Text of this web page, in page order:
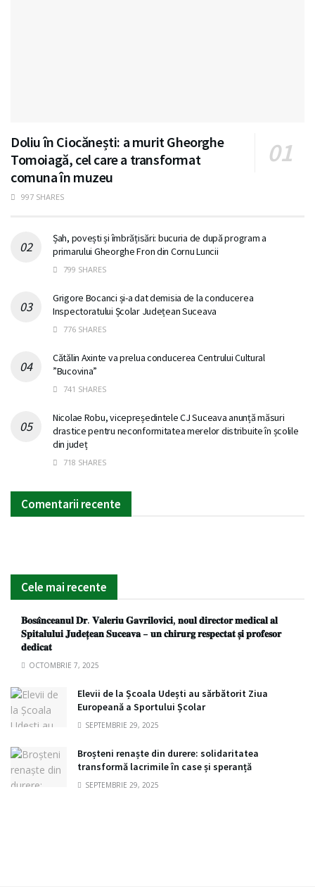
Doliu în Ciocănești: a murit Gheorghe
Tomoiagă, cel care a transformat
comuna în muzeu
997 SHARES
Șah, povești și îmbrățisări: bucuria de după program a
primarului Gheorghe Fron din Cornu Luncii
799 SHARES
Grigore Bocanci și-a dat demisia de la conducerea
Inspectoratului Școlar Județean Suceava
776 SHARES
Cătălin Axinte va prelua conducerea Centrului Cultural
”Bucovina”
741 SHARES
Nicolae Robu, vicepreședintele CJ Suceava anunță măsuri
drastice pentru neconformitatea merelor distribuite în școlile
din județ
718 SHARES
Comentarii recente
Cele mai recente
𝐁𝐨𝐬𝐚̂𝐧𝐜𝐞𝐚𝐧𝐮𝐥 𝐃𝐫. 𝐕𝐚𝐥𝐞𝐫𝐢𝐮 𝐆𝐚𝐯𝐫𝐢𝐥𝐨𝐯𝐢𝐜𝐢, 𝐧𝐨𝐮𝐥 𝐝𝐢𝐫𝐞𝐜𝐭𝐨𝐫 𝐦𝐞𝐝𝐢𝐜𝐚𝐥 𝐚𝐥
𝐒𝐩𝐢𝐭𝐚𝐥𝐮𝐥𝐮𝐢 𝐉𝐮𝐝𝐞𝐭̦𝐞𝐚𝐧 𝐒𝐮𝐜𝐞𝐚𝐯𝐚 – 𝐮𝐧 𝐜𝐡𝐢𝐫𝐮𝐫𝐠 𝐫𝐞𝐬𝐩𝐞𝐜𝐭𝐚𝐭 𝐬̦𝐢 𝐩𝐫𝐨𝐟𝐞𝐬𝐨𝐫
𝐝𝐞𝐝𝐢𝐜𝐚𝐭
OCTOMBRIE 7, 2025
Elevii de la Școala Udești au sărbătorit Ziua
Europeană a Sportului Școlar
SEPTEMBRIE 29, 2025
Broșteni renaște din durere: solidaritatea
transformă lacrimile în case și speranță
SEPTEMBRIE 29, 2025